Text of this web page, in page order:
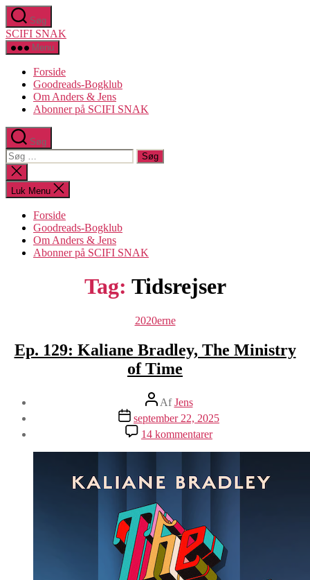
Spring
til
indholdet
Søg
SCIFI SNAK
Menu
Forside
Goodreads-Bogklub
Om Anders & Jens
Abonner på SCIFI SNAK
Søg
Søg
efter:
Luk
søgning
Luk Menu
Forside
Goodreads-Bogklub
Om Anders & Jens
Abonner på SCIFI SNAK
Tag: Tidsrejser
Kategorier
2020erne
Ep. 129: Kaliane Bradley, The Ministry
of Time
Indlægsforfatter
AfJens
Indlægsdato
september 22, 2025
14 kommentarertil
Ep.
129:
Bradley,
The